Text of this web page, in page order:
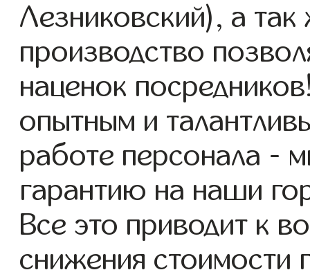
Лезниковский), а
производство
наценок
опытным и
работе персонала -
гарантию на наши
Все это приводит к
снижения стоимости